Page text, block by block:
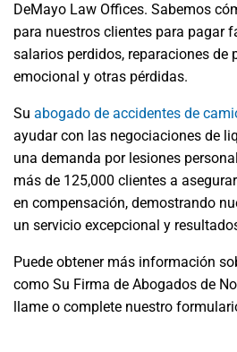
DeMayo Law Offices. Sabemos
para nuestros clientes para pagar
salarios perdidos, reparaciones de
emocional y otras pérdidas.
Su abogado de accidentes de
ayudar con las negociaciones de
una demanda por lesiones
más de 125,000 clientes a
en compensación, demostrando
un servicio excepcional y
Puede obtener más información
como Su Firma de Abogados de
llame o complete nuestro